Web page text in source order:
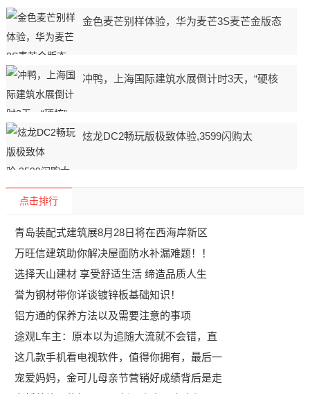
金色麦芒别样体验，华为麦芒3S麦芒金版态
冲鸭，上海国际建筑水展倒计时3天，“硬核
炫龙DC2畅玩版极致体验,3599闪购太
点击排行
青岛装配式建筑展8月28日将在西海岸新区
万旺信建筑助你解决屋面防水补漏难题！！
选择天山建材 享受舒适生活 缔造品质人生
誉为钢材带你详谈镀锌板基础知识！
铝方通的保养方法以及需要注意的事项
途观L车主：原本以为追随大流就不会错，直
这几款手机看电视软件，值得你拥有，最后一
宠爱妈妈，金可儿母亲节营销好成绩背后是走